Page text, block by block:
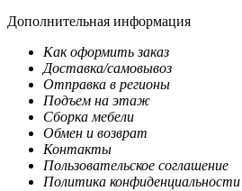
Дополнительная информация
Как оформить заказ
Доставка/самовывоз
Отправка в регионы
Подъем на этаж
Сборка мебели
Обмен и возврат
Контакты
Пользовательское соглашение
Политика конфиденциальности